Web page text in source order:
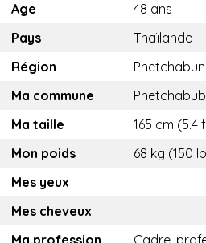
Age
48 ans
Pays
Thaïlande
Région
Phetchabun
Ma commune
Phetchabub
Ma taille
165 cm (5.4
Mon poids
68 kg (150
Mes yeux
Mes cheveux